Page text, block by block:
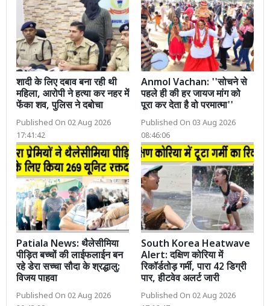
शादी के लिए दबाव बना रही थी
महिला, आरोपी ने हत्या कर नहर में
फेंका शव, पुलिस ने दबोचा
Published On 02 Aug 2026
17:41:42
Anmol Vachan: ''सोचने से
पहले ही की हर जायज मांग को
पूरा कर देता है वो परमात्मा''
Published On 03 Aug 2026
08:46:06
Patiala News: थैलेसीमिया
पीड़ित बच्चों की लाईफलाईन बन
रहे डेरा सच्चा सौदा के श्रद्धालु:
विजय पाहवा
Published On 02 Aug 2026
South Korea Heatwave
Alert: दक्षिण कोरिया में
रिकॉर्डतोड़ गर्मी, पारा 42 डिग्री
पार, हीटवेव अलर्ट जारी
Published On 02 Aug 2026